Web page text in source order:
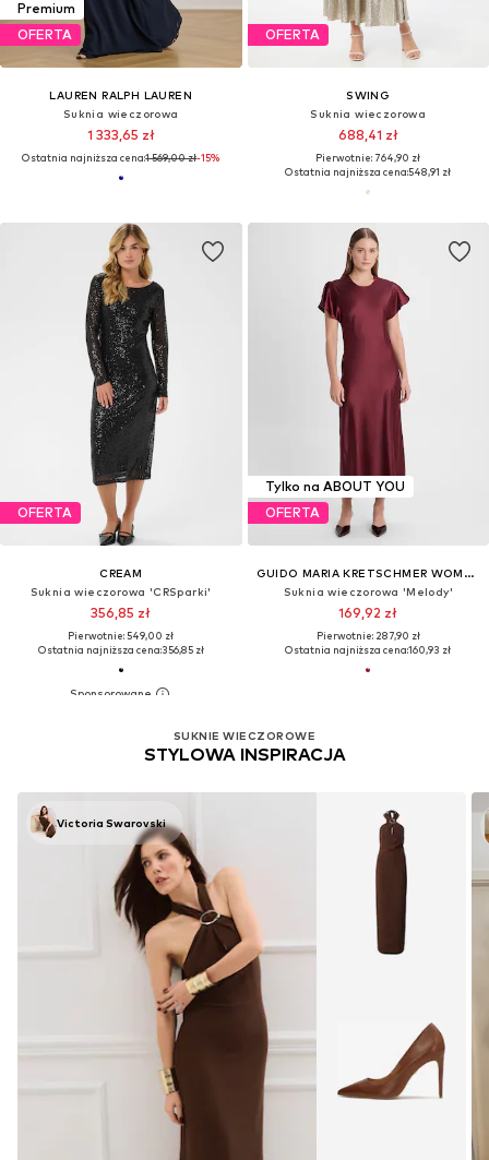
Premium
OFERTA
LAUREN RALPH LAUREN
Suknia wieczorowa
1 333,65 zł
Ostatnia najniższa cena:1 569,00 zł-15%
OFERTA
SWING
Suknia wieczorowa
688,41 zł
Pierwotnie: 764,90 zł
Ostatnia najniższa cena:548,91 zł
OFERTA
CREAM
Suknia wieczorowa 'CRSparki'
356,85 zł
Pierwotnie: 549,00 zł
Ostatnia najniższa cena:356,85 zł
Tylko na ABOUT YOU
OFERTA
GUIDO MARIA KRETSCHMER WOMEN
Suknia wieczorowa 'Melody'
169,92 zł
Pierwotnie: 287,90 zł
Ostatnia najniższa cena:160,93 zł
SUKNIE WIECZOROWE
STYLOWA INSPIRACJA
Victoria Swarovski